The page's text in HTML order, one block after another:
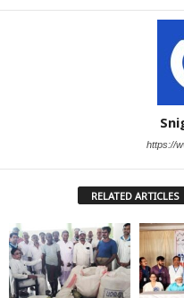
https://
RELATED ARTICLES